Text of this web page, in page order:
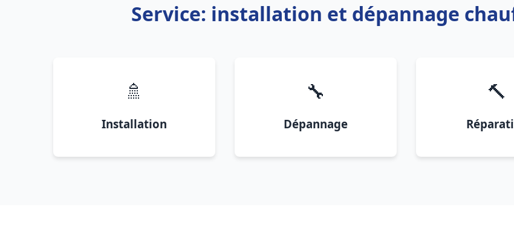
Service: installation et dépannage
🚿
Installation
🔧
Dépannage
🔨